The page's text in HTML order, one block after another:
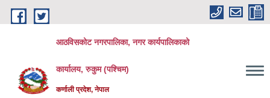
Skip to main content
आठविसकोट नगरपालिका, नगर कार्यपालिकाको
कार्यालय, रुकुम (पश्चिम)
कर्णाली प्रदेश, नेपाल